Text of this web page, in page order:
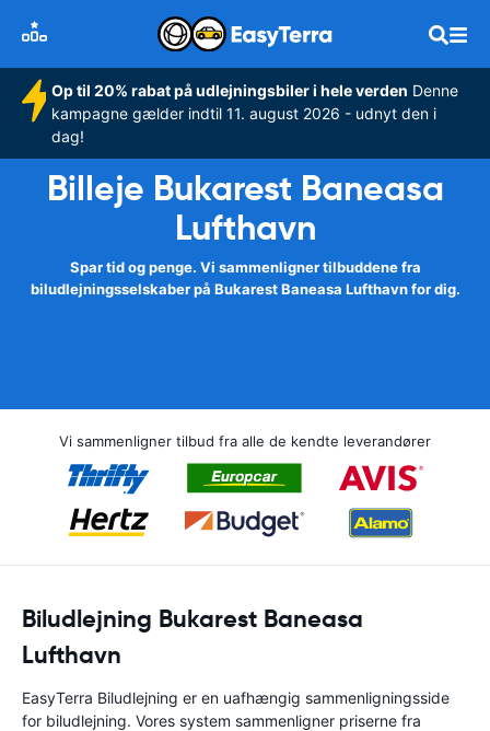
Op til 20% rabat på udlejningsbiler i hele verden Denne
kampagne gælder indtil 11. august 2026 - udnyt den i
dag!
Billeje Bukarest Baneasa
Lufthavn
Spar tid og penge. Vi sammenligner tilbuddene fra
biludlejningsselskaber på Bukarest Baneasa Lufthavn for dig.
Vi sammenligner tilbud fra alle de kendte leverandører
Biludlejning Bukarest Baneasa
Lufthavn
EasyTerra Biludlejning er en uafhængig sammenligningsside
for biludlejning. Vores system sammenligner priserne fra